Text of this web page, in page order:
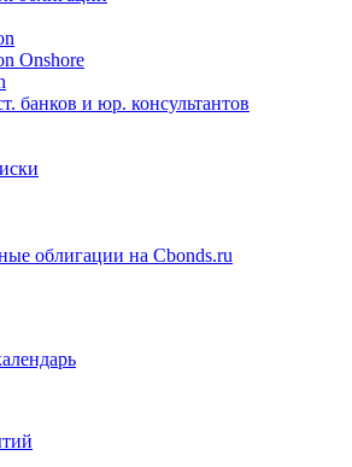
& Карты рынка
(ИИ)
(Россия)
облигаций
Onshore
банков и юр. консультантов
облигации на Cbonds.ru